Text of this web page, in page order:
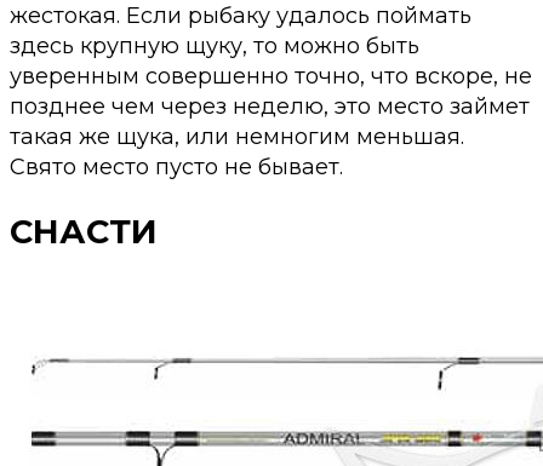
жестокая. Если рыбаку удалось поймать
здесь крупную щуку, то можно быть
уверенным совершенно точно, что вскоре, не
позднее чем через неделю, это место займет
такая же щука, или немногим меньшая.
Свято место пусто не бывает.
СНАСТИ